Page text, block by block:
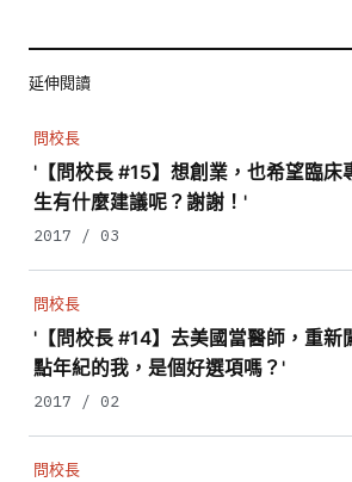
延伸閱讀
問校長
'【問校長 #15】想創業，也希望臨床
生有什麼建議呢？謝謝！'
2017 / 03
問校長
'【問校長 #14】去美國當醫師，重新
點年紀的我，是個好選項嗎？'
2017 / 02
問校長